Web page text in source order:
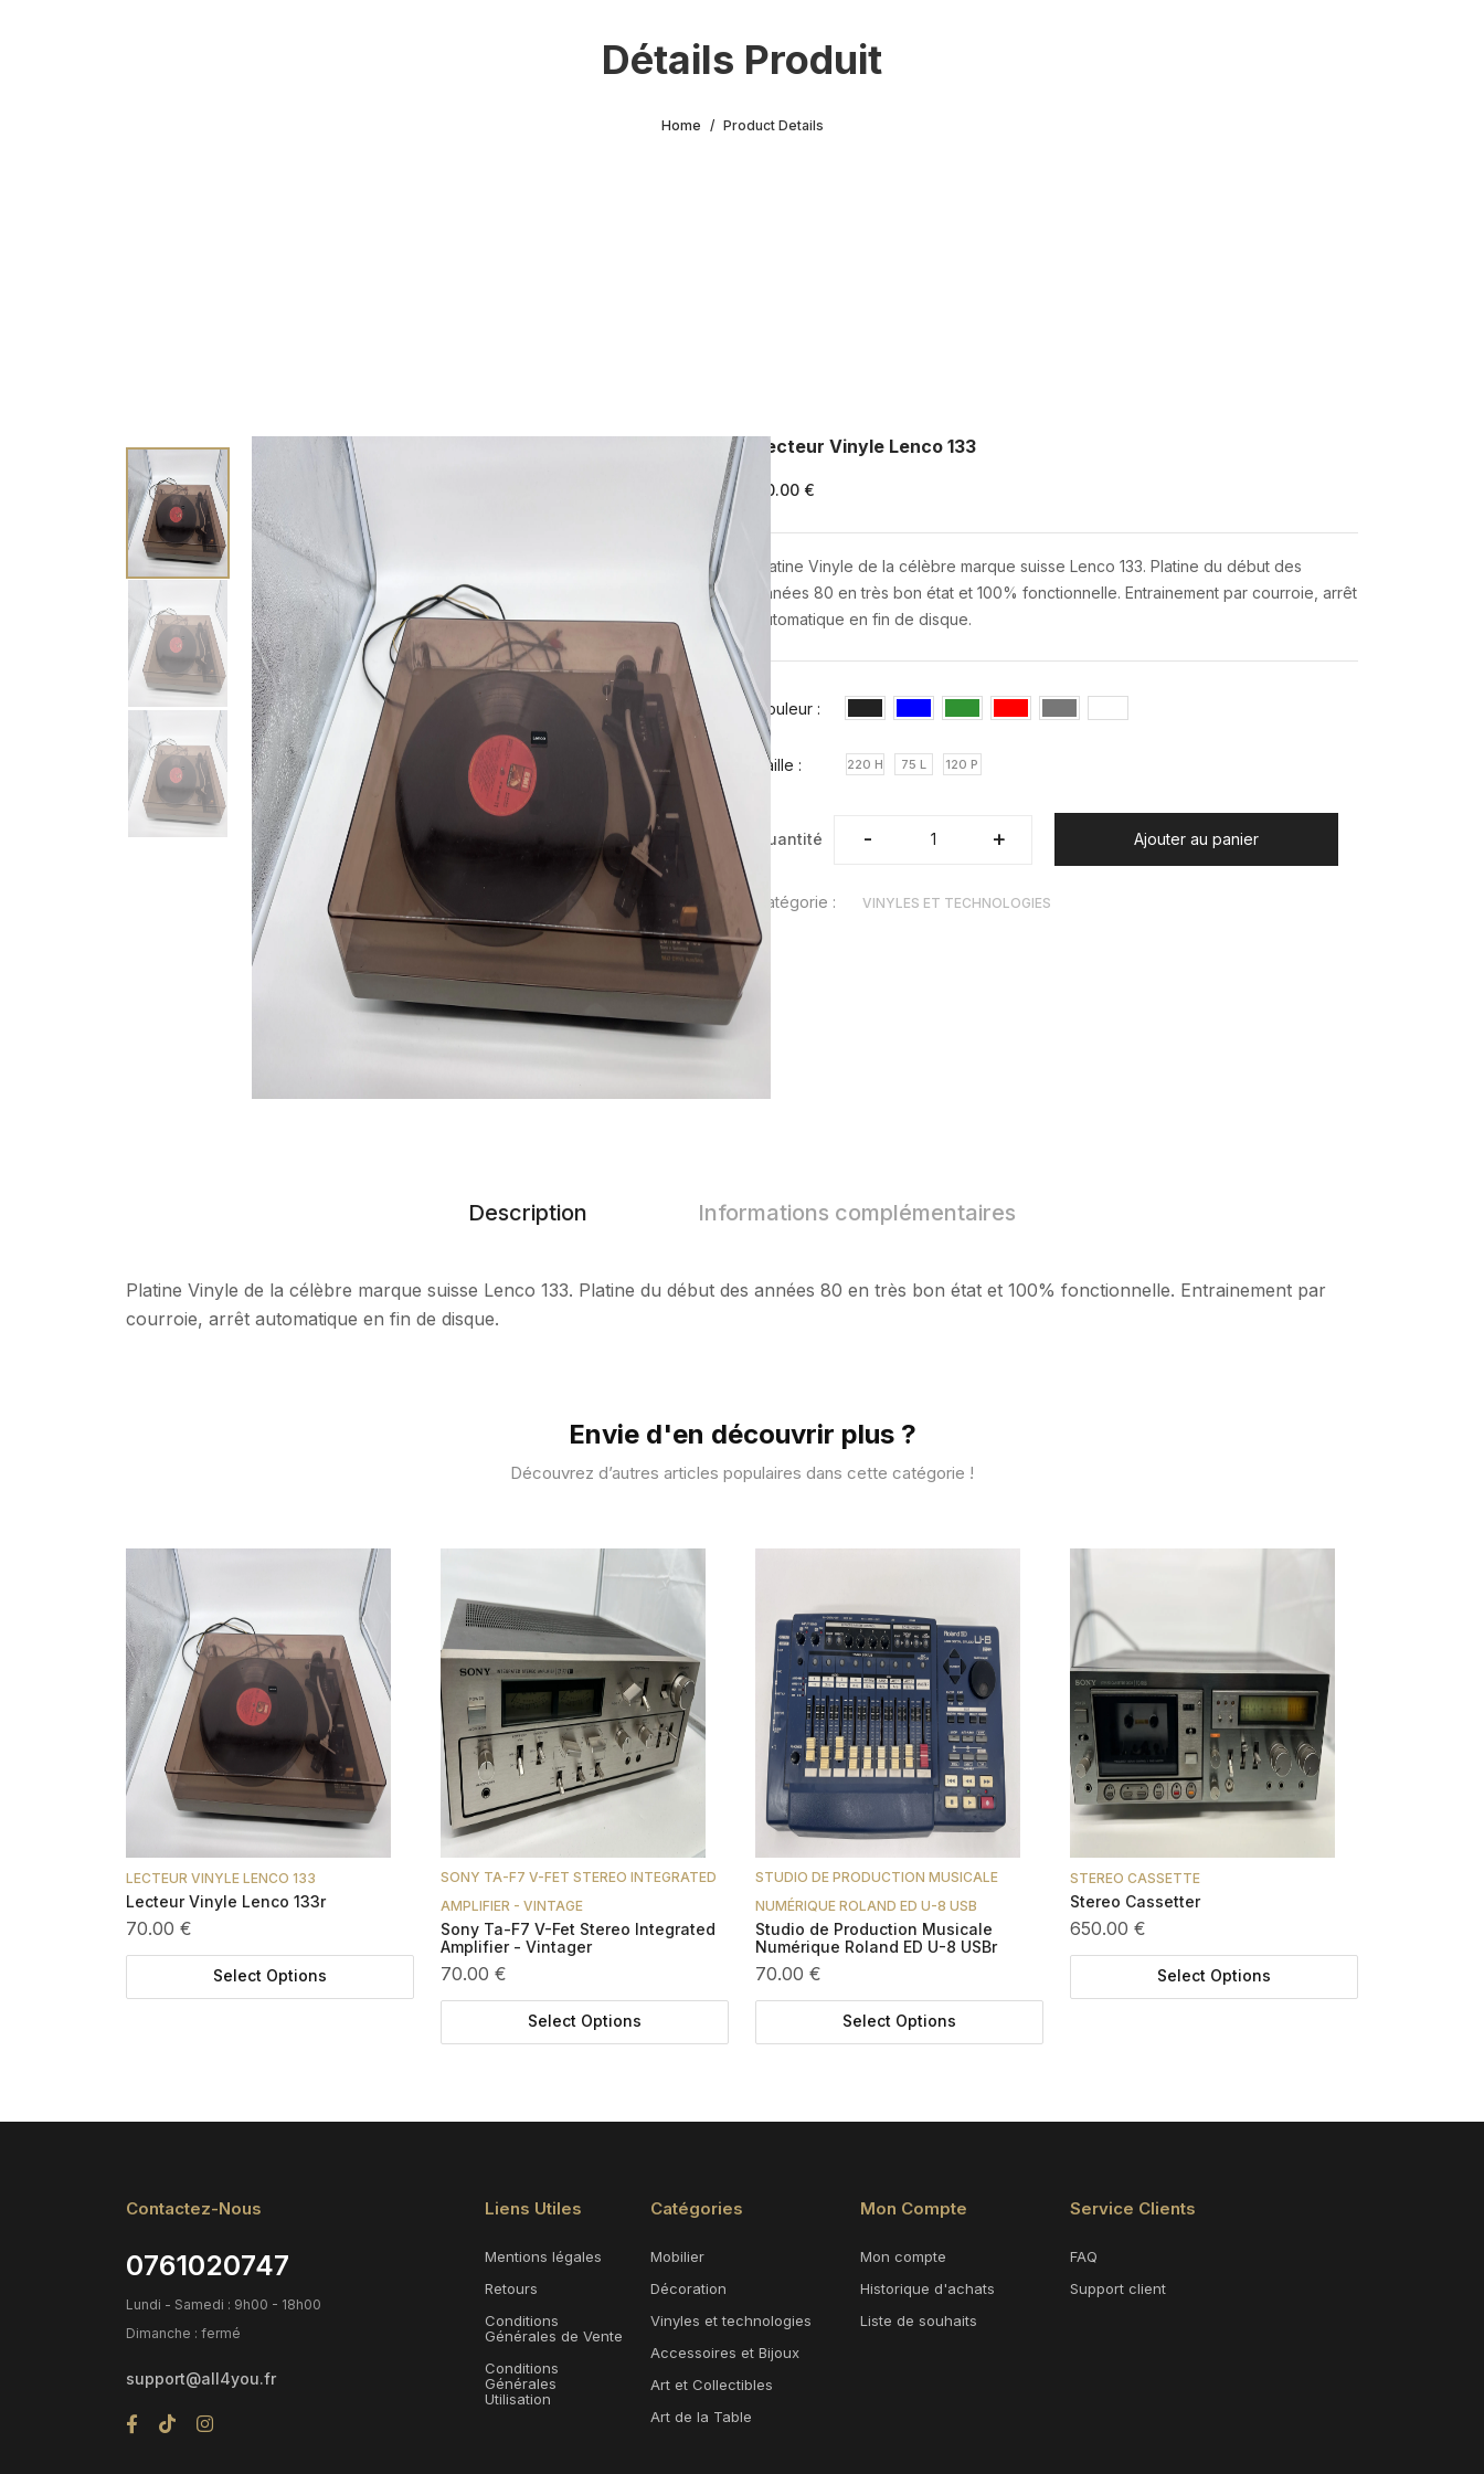
Détails Produit
Home Product Details
Lecteur Vinyle Lenco 133
70.00 €
Platine Vinyle de la célèbre marque suisse Lenco 133. Platine du début des
années 80 en très bon état et 100% fonctionnelle. Entrainement par courroie, arrêt
automatique en fin de disque.
Couleur :
Taille : 220 H 75 L 120 P
Quantité - +
- + Ajouter au panier
Catégorie : VINYLES ET TECHNOLOGIES
Description Informations complémentaires
Platine Vinyle de la célèbre marque suisse Lenco 133. Platine du début des années 80 en très bon état et 100% fonctionnelle. Entrainement par
courroie, arrêt automatique en fin de disque.
Envie d'en découvrir plus ?
Découvrez d’autres articles populaires dans cette catégorie !
LECTEUR VINYLE LENCO 133
Lecteur Vinyle Lenco 133r
70.00 €
Select Options
SONY TA-F7 V-FET STEREO INTEGRATED
AMPLIFIER - VINTAGE
Sony Ta-F7 V-Fet Stereo Integrated
Amplifier - Vintager
70.00 €
Select Options
STUDIO DE PRODUCTION MUSICALE
NUMÉRIQUE ROLAND ED U-8 USB
Studio de Production Musicale
Numérique Roland ED U-8 USBr
70.00 €
Select Options
STEREO CASSETTE
Stereo Cassetter
650.00 €
Select Options
Contactez-Nous
0761020747
Lundi - Samedi : 9h00 - 18h00
Dimanche : fermé
support@all4you.fr
Liens Utiles
Mentions légales
Retours
Conditions
Générales de Vente
Conditions
Générales
Utilisation
Catégories
Mobilier
Décoration
Vinyles et technologies
Accessoires et Bijoux
Art et Collectibles
Art de la Table
Mon Compte
Mon compte
Historique d'achats
Liste de souhaits
Service Clients
FAQ
Support client